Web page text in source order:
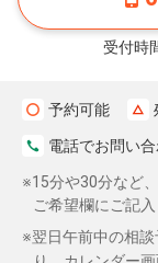
受付時
予約可能
電話でお問い合
※15分や30分など
ご希望欄にご記入
※翌日午前中の相